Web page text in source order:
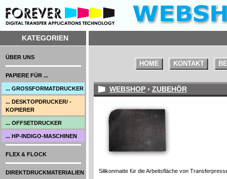
KATEGORIEN
HOME KONTAKT
WEBSHOP › ZUBEHÖR
Silikonmatte für die Arbeitsfläche von
ÜBER UNS
PAPIERE FÜR ...
... GROSSFORMATDRUCKER
... DESKTOPDRUCKER/ -
KOPIERER
... OFFSETDRUCKER
... HP-INDIGO-MASCHINEN
FLEX & FLOCK
DIREKTDRUCKMATERIALIEN